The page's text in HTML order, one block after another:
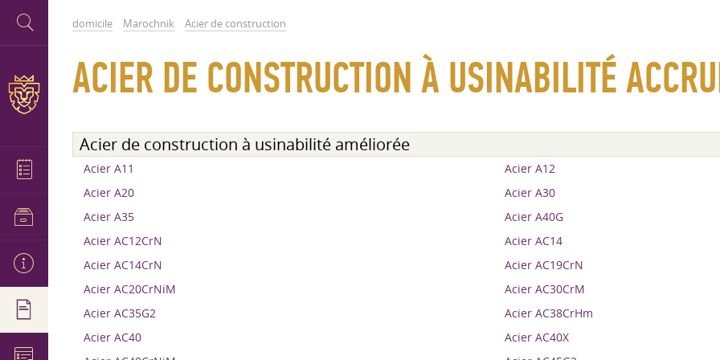
domicile Marochnik Acier de construction
ACIER DE CONSTRUCTION À USINABILITÉ
Acier de construction à usinabilité améliorée
Acier A11
Acier A12
Acier A20
Acier A30
Acier A35
Acier A40G
Acier AC12CrN
Acier AC14
Acier AC14CrN
Acier AC19CrN
Acier AC20CrNiM
Acier AC30CrM
Acier AC35G2
Acier AC38CrHm
Acier AC40
Acier AC40X